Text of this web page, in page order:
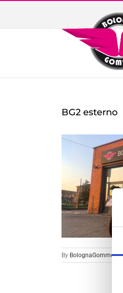
content
BG2 esterno
By BolognaGomme |